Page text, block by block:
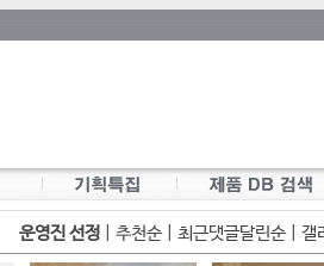
운영진 선정 추천순| 최근댓글달린순| 갤